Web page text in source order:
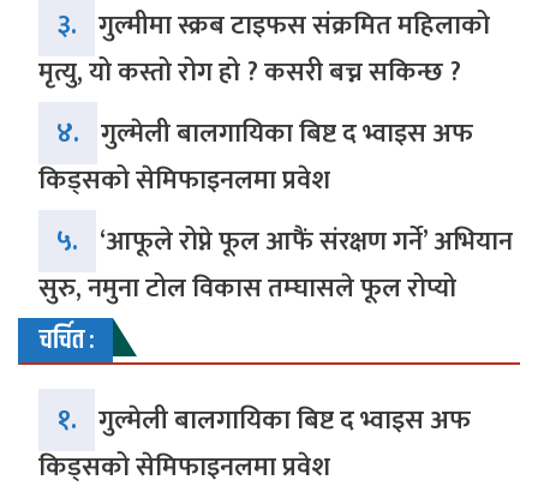
३. गुल्मीमा स्क्रब टाइफस संक्रमित महिलाको
मृत्यु, यो कस्तो रोग हो ? कसरी बच्न सकिन्छ ?
४. गुल्मेली बालगायिका बिष्ट द भ्वाइस अफ
किड्सको सेमिफाइनलमा प्रवेश
५. ‘आफूले रोप्ने फूल आफैं संरक्षण गर्ने’ अभियान
सुरु, नमुना टोल विकास तम्घासले फूल रोप्यो
चर्चित :
१. गुल्मेली बालगायिका बिष्ट द भ्वाइस अफ
किड्सको सेमिफाइनलमा प्रवेश